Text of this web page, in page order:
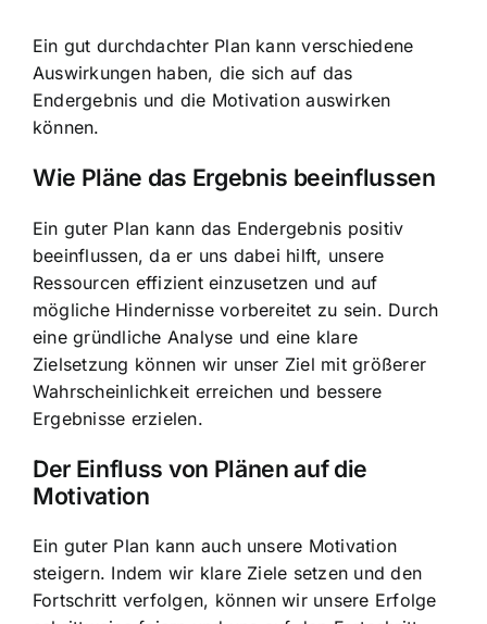
Ein gut durchdachter Plan kann verschiedene
Auswirkungen haben, die sich auf das
Endergebnis und die Motivation auswirken
können.
Wie Pläne das Ergebnis beeinflussen
Ein guter Plan kann das Endergebnis positiv
beeinflussen, da er uns dabei hilft, unsere
Ressourcen effizient einzusetzen und auf
mögliche Hindernisse vorbereitet zu sein. Durch
eine gründliche Analyse und eine klare
Zielsetzung können wir unser Ziel mit größerer
Wahrscheinlichkeit erreichen und bessere
Ergebnisse erzielen.
Der Einfluss von Plänen auf die
Motivation
Ein guter Plan kann auch unsere Motivation
steigern. Indem wir klare Ziele setzen und den
Fortschritt verfolgen, können wir unsere Erfolge